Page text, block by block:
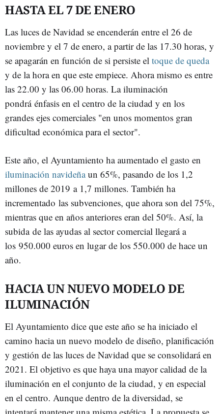
HASTA EL 7 DE ENERO
Las luces de Navidad se encenderán entre el 26 de
noviembre y el 7 de enero, a partir de las 17.30 horas, y
se apagarán en función de si persiste el toque de queda
y de la hora en que este empiece. Ahora mismo es entre
las 22.00 y las 06.00 horas. La iluminación
pondrá énfasis en el centro de la ciudad y en los
grandes ejes comerciales "en unos momentos gran
dificultad económica para el sector".
Este año, el Ayuntamiento ha aumentado el gasto en
iluminación navideñaun 65%, pasando de los 1,2
millones de 2019 a 1,7 millones. También ha
incrementado las subvenciones, que ahora son del 75%,
mientras que en años anteriores eran del 50%. Así, la
subida de las ayudas al sector comercial llegará a
los 950.000 euros en lugar de los 550.000 de hace un
año.
HACIA UN NUEVO MODELO DE
ILUMINACIÓN
El Ayuntamiento dice que este año se ha iniciado el
camino hacia un nuevo modelo de diseño, planificación
y gestión de las luces de Navidad que se consolidará en
2021. El objetivo es que haya una mayor calidad de la
iluminación en el conjunto de la ciudad, y en especial
en el centro. Aunque dentro de la diversidad, se